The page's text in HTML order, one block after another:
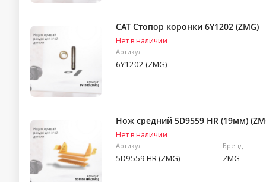
CAT Стопор коронки 6Y1202 (ZMG)
Нет в наличии
Артикул
6Y1202 (ZMG)
Нож средний 5D9559 HR (19мм)
Нет в наличии
Артикул
5D9559 HR (ZMG)
Бренд
ZMG